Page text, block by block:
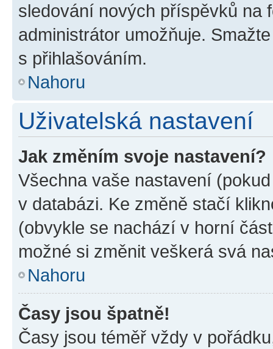
sledování nových příspěvků na
administrátor umožňuje.
s přihlašováním.
Nahoru
Uživatelská nastavení
Jak změním svoje nastavení?
Všechna vaše nastavení
v databázi. Ke změně stačí
(obvykle se nachází v horní
možné si změnit veškerá svá
Nahoru
Časy jsou špatně!
Časy jsou téměř vždy v